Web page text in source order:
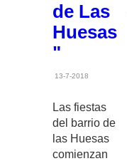
de Las
Huesas
"
13-7-2018
Las fiestas
del barrio de
las Huesas
comienzan